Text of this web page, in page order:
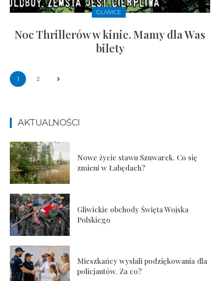
GLIWICE
Noc Thrillerów w kinie. Mamy dla Was
bilety
1 2
AKTUALNOŚCI
Nowe życie stawu Szuwarek. Co się
zmieni w Łabędach?
Gliwickie obchody Święta Wojska
Polskiego
Mieszkańcy wysłali podziękowania dla
policjantów. Za co?